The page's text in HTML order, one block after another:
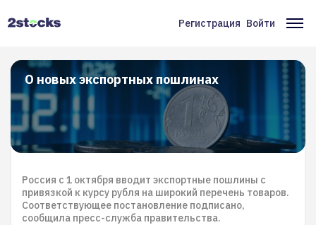
Меню
учётной
записи
пользователя
Регистрация Войти
О новых экспортных пошлинах
Россия с 1 октября вводит экспортные пошлины с
привязкой к курсу рубля на широкий перечень товаров.
Соответствующее постановление подписано,
сообщила пресс-служба правительства.